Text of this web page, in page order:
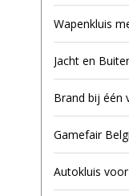
Wapenkluis
Jacht en
Brand bij één
Gamefair
Autokluis